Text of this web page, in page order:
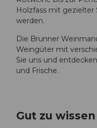
Holzfass mit
werden.
Die Brunner
Weingüter mit
Sie uns und
und Frische.
Gut zu wissen